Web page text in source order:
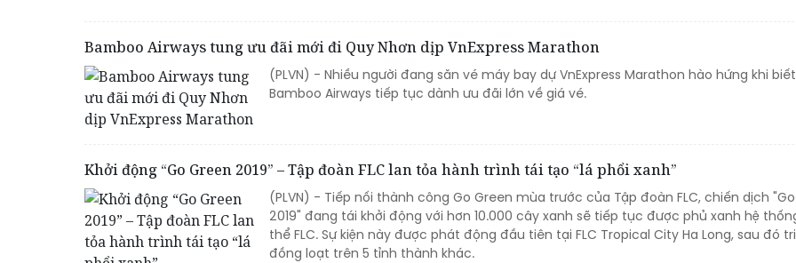
Bamboo Airways tung ưu đãi mới đi Quy Nhơn dịp VnExpress Marathon
(PLVN) - Nhiều người đang săn vé máy bay dự VnExpress Marathon hào hứng khi biết
Bamboo Airways tiếp tục dành ưu đãi lớn về giá vé.
Khởi động “Go Green 2019” – Tập đoàn FLC lan tỏa hành trình tái tạo “lá phổi xanh”
(PLVN) - Tiếp nối thành công Go Green mùa trước của Tập đoàn FLC, chiến dịch
2019" đang tái khởi động với hơn 10.000 cây xanh sẽ tiếp tục được phủ xanh hệ
thể FLC. Sự kiện này được phát động đầu tiên tại FLC Tropical City Ha Long, sau đó
đồng loạt trên 5 tỉnh thành khác.